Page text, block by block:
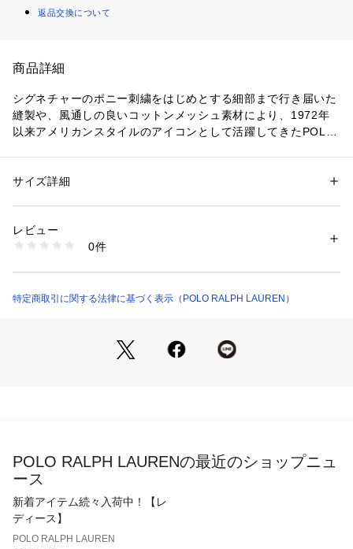
返品交換について
商品詳細
シグネチャーのポニー刺繍をはじめとする細部まで行き届いた
縫製や、風通しの良いコットンメッシュ素材により、1972年
以来アメリカンスタイルのアイコンとして活躍してきたPOLO
・スリムフィット：ストレッチ感によりボディコンシャスなシ
・半袖、リブアームバンド / テニステール
・左胸にシグネチャーのポニー刺繍。
【生産国】フィリピン
性別：レディース
素材：-
洗濯：-
※詳しい洗濯方法については、商品の品質表示タグをご覧ください
WMPOKNINB920305 （ショップ）
サイズ詳細
レビュー
0件
特定商取引に関する法律に基づく表示（POLO RALPH LAUREN）
POLO RALPH LAURENの最近のショップニュ
ース
新着アイテム続々入荷中！【レ
ディース】
POLO RALPH LAUREN